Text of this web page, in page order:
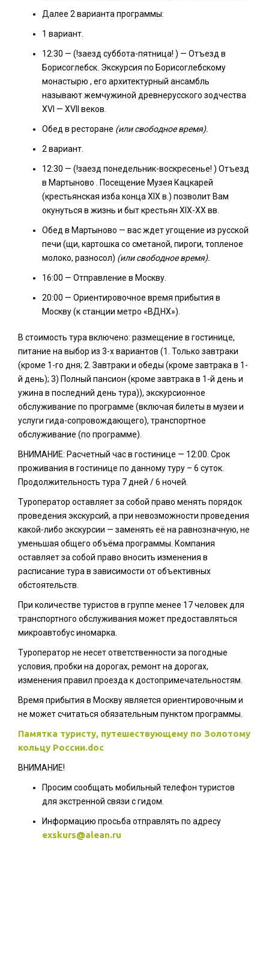
Далее 2 варианта программы:
1 вариант.
12:30 — (!заезд суббота-пятница! ) — Отъезд в
Борисоглебск. Экскурсия по Борисоглебскому
монастырю , его архитектурный ансамбль
называют жемчужиной древнерусского зодчества
XVI — XVII веков.
Обед в ресторане (или свободное время).
2 вариант.
12:30 — (!заезд понедельник-воскресенье! ) Отъезд
в Мартыново . Посещение Музея Кацкарей
(крестьянская изба конца ХIХ в.) позволит Вам
окунуться в жизнь и быт крестьян ХIХ-ХХ вв.
Обед в Мартыново — вас ждет угощение из русской
печи (щи, картошка со сметаной, пироги, топленое
молоко, разносол) (или свободное время).
16:00 — Отправление в Москву.
20:00 — Ориентировочное время прибытия в
Москву (к станции метро «ВДНХ»).
В стоимость тура включено: размещение в гостинице,
питание на выбор из 3-х вариантов (1. Только завтраки
(кроме 1-го дня; 2. Завтраки и обеды (кроме завтрака в 1-
й день); 3) Полный пансион (кроме завтрака в 1-й день и
ужина в последний день тура)), экскурсионное
обслуживание по программе (включая билеты в музеи и
услуги гида-сопровождающего), транспортное
обслуживание (по программе).
ВНИМАНИЕ: Расчетный час в гостинице — 12:00. Срок
проживания в гостинице по данному туру – 6 суток.
Продолжительность тура 7 дней / 6 ночей.
Туроператор оставляет за собой право менять порядок
проведения экскурсий, а при невозможности проведения
какой-либо экскурсии — заменять её на равнозначную, не
уменьшая общего объёма программы. Компания
оставляет за собой право вносить изменения в
расписание тура в зависимости от объективных
обстоятельств.
При количестве туристов в группе менее 17 человек для
транспортного обслуживания может предоставляться
микроавтобус иномарка.
Туроператор не несет ответственности за погодные
условия, пробки на дорогах, ремонт на дорогах,
изменения правил проезда к достопримечательностям.
Время прибытия в Москву является ориентировочным и
не может считаться обязательным пунктом программы.
Памятка туристу, путешествующему по Золотому
кольцу России.doc
ВНИМАНИЕ!
Просим сообщать мобильный телефон туристов
для экстренной связи с гидом.
Информацию просьба отправлять по адресу
exskurs@alean.ru